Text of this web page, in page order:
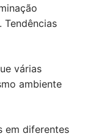
Tendências
várias
ambiente
em diferentes